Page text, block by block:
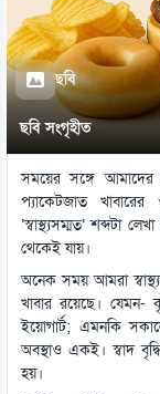
ছবি
ছবি সংগৃহীত
সময়ের সঙ্গে আমাদের
প্যাকেটজাত
‘স্বাস্থ্যসম্মত’ শব্দটা
থেকেই যায়।
অনেক সময় আমরা
খাবার রয়েছে। যেমন-
ইয়োগার্ট; এমনকি
অবস্থাও একই। স্বাদ
হয়।